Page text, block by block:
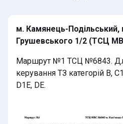
м. Камянець-Подільський,
Грушевського 1/2 (ТСЦ
Маршрут №1 ТСЦ №6843.
керування ТЗ категорій B,
D1E, DE.